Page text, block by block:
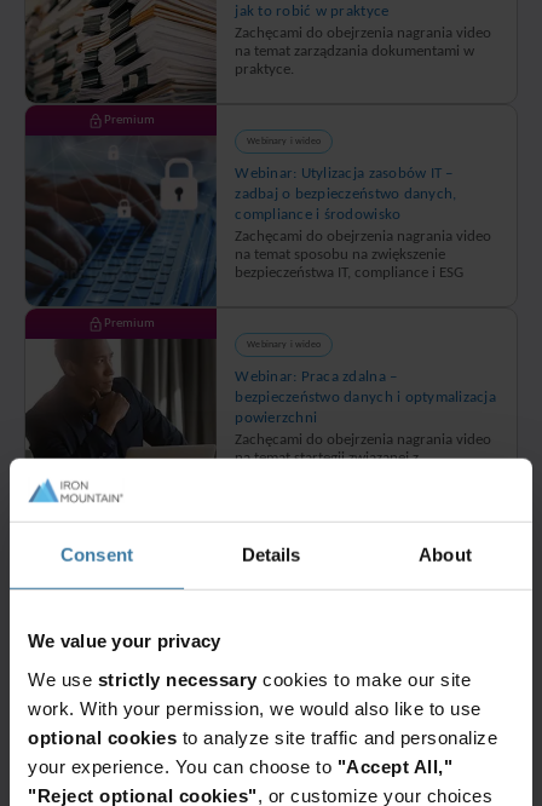
Consent Details About
We value your privacy
We use strictly necessary cookies to make our site
work. With your permission, we would also like to use
optional cookies to analyze site traffic and personalize
your experience. You can choose to "Accept All,"
"Reject optional cookies" , or customize your choices
jak to robić w praktyce
Zachęcami do obejrzenia nagrania video
na temat zarządzania dokumentami w
praktyce.
Premium
Webinary i wideo
Webinar: Utylizacja zasobów IT –
zadbaj o bezpieczeństwo danych,
compliance i środowisko
Zachęcami do obejrzenia nagrania video
na temat sposobu na zwiększenie
bezpieczeństwa IT, compliance i ESG
Premium
Webinary i wideo
Webinar: Praca zdalna –
bezpieczeństwo danych i optymalizacja
powierzchni
Zachęcami do obejrzenia nagrania video
na temat startegii związanej z
Premium
Webinary i wideo
zarządzania dokumentami.
Premium